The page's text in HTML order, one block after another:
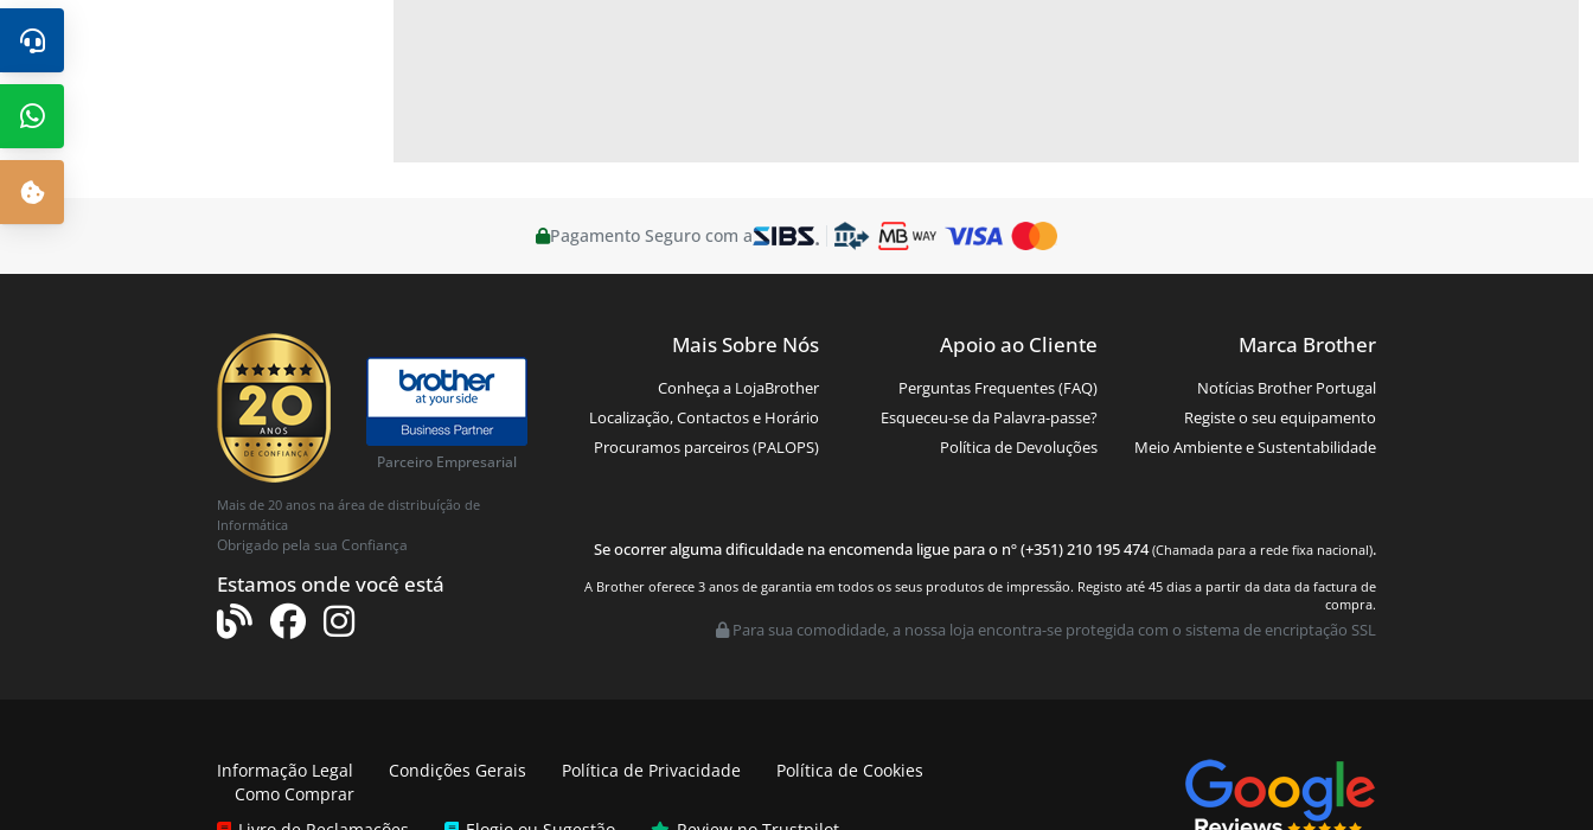
Pagamento Seguro com a
Parceiro Empresarial
Mais de 20 anos na área de distribuíção de
Informática
Obrigado pela sua Confiança
Estamos onde você está
Mais Sobre Nós
Conheça a LojaBrother
Localização, Contactos e Horário
Procuramos parceiros (PALOPS)
Apoio ao Cliente
Perguntas Frequentes (FAQ)
Esqueceu-se da Palavra-passe?
Política de Devoluções
Marca Brother
Notícias Brother Portugal
Registe o seu equipamento
Meio Ambiente e Sustentabilidade
Se ocorrer alguma dificuldade na encomenda ligue para o nº (+351) 210 195 474(Chamada para a rede fixa nacional).
A Brother oferece 3 anos de garantia em todos os seus produtos de impressão. Registo até 45 dias a partir da data da factura de
compra.
Para sua comodidade, a nossa loja encontra-se protegida com o sistema de encriptação SSL
Informação Legal Condições Gerais Política de Privacidade
Política de Cookies
Como Comprar